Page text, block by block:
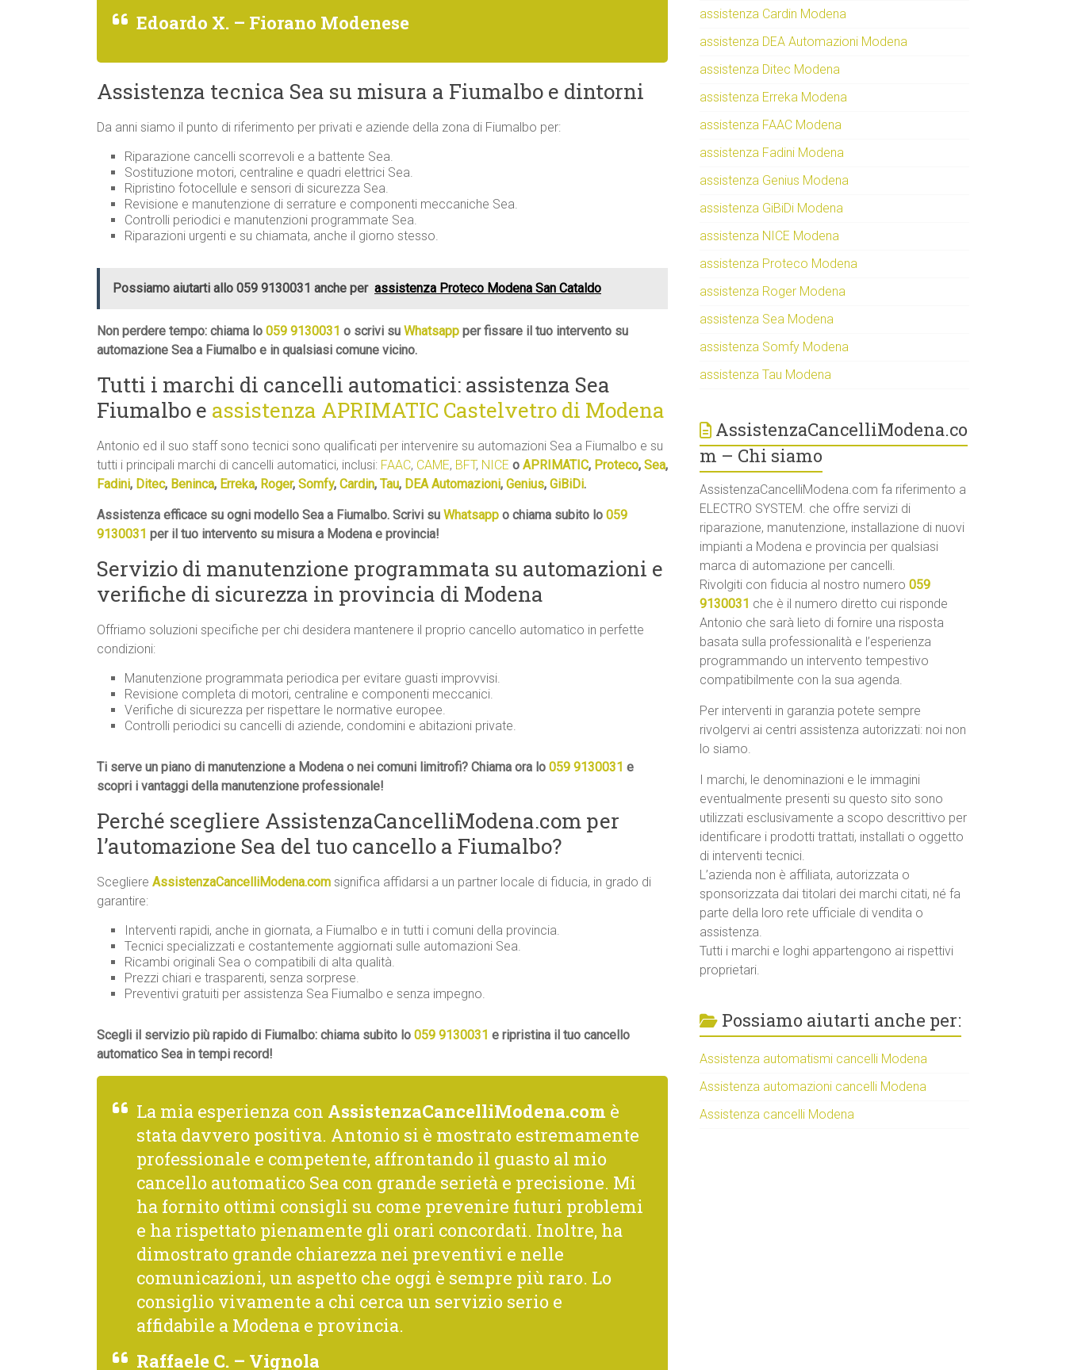
Edoardo X. – Fiorano Modenese
Assistenza tecnica Sea su misura a Fiumalbo e dintorni
Da anni siamo il punto di riferimento per privati e aziende della zona di Fiumalbo per:
Riparazione cancelli scorrevoli e a battente Sea.
Sostituzione motori, centraline e quadri elettrici Sea.
Ripristino fotocellule e sensori di sicurezza Sea.
Revisione e manutenzione di serrature e componenti meccaniche Sea.
Controlli periodici e manutenzioni programmate Sea.
Riparazioni urgenti e su chiamata, anche il giorno stesso.
Possiamo aiutarti allo 059 9130031 anche per assistenza Proteco Modena San Cataldo
Non perdere tempo: chiama lo 059 9130031 o scrivi su Whatsapp per fissare il tuo intervento su
automazione Sea a Fiumalbo e in qualsiasi comune vicino.
Tutti i marchi di cancelli automatici: assistenza Sea
Fiumalbo e assistenza APRIMATIC Castelvetro di Modena
Antonio ed il suo staff sono tecnici sono qualificati per intervenire su automazioni Sea a Fiumalbo e su
tutti i principali marchi di cancelli automatici, inclusi: FAAC, CAME, BFT, NICE o APRIMATIC, Proteco, Sea,
Fadini, Ditec, Beninca, Erreka, Roger, Somfy, Cardin, Tau, DEA Automazioni, Genius, GiBiDi.
Assistenza efficace su ogni modello Sea a Fiumalbo. Scrivi su Whatsapp o chiama subito lo 059
9130031 per il tuo intervento su misura a Modena e provincia!
Servizio di manutenzione programmata su automazioni e
verifiche di sicurezza in provincia di Modena
Offriamo soluzioni specifiche per chi desidera mantenere il proprio cancello automatico in perfette
condizioni:
Manutenzione programmata periodica per evitare guasti improvvisi.
Revisione completa di motori, centraline e componenti meccanici.
Verifiche di sicurezza per rispettare le normative europee.
Controlli periodici su cancelli di aziende, condomini e abitazioni private.
Ti serve un piano di manutenzione a Modena o nei comuni limitrofi? Chiama ora lo 059 9130031 e
scopri i vantaggi della manutenzione professionale!
Perché scegliere AssistenzaCancelliModena.com per
l’automazione Sea del tuo cancello a Fiumalbo?
Scegliere AssistenzaCancelliModena.com significa affidarsi a un partner locale di fiducia, in grado di
garantire:
Interventi rapidi, anche in giornata, a Fiumalbo e in tutti i comuni della provincia.
Tecnici specializzati e costantemente aggiornati sulle automazioni Sea.
Ricambi originali Sea o compatibili di alta qualità.
Prezzi chiari e trasparenti, senza sorprese.
Preventivi gratuiti per assistenza Sea Fiumalbo e senza impegno.
Scegli il servizio più rapido di Fiumalbo: chiama subito lo 059 9130031 e ripristina il tuo cancello
automatico Sea in tempi record!
La mia esperienza con AssistenzaCancelliModena.com è
stata davvero positiva. Antonio si è mostrato estremamente
professionale e competente, affrontando il guasto al mio
cancello automatico Sea con grande serietà e precisione. Mi
ha fornito ottimi consigli su come prevenire futuri problemi
e ha rispettato pienamente gli orari concordati. Inoltre, ha
dimostrato grande chiarezza nei preventivi e nelle
comunicazioni, un aspetto che oggi è sempre più raro. Lo
consiglio vivamente a chi cerca un servizio serio e
affidabile a Modena e provincia.
Raffaele C. – Vignola
assistenza Cardin Modena
assistenza DEA Automazioni Modena
assistenza Ditec Modena
assistenza Erreka Modena
assistenza FAAC Modena
assistenza Fadini Modena
assistenza Genius Modena
assistenza GiBiDi Modena
assistenza NICE Modena
assistenza Proteco Modena
assistenza Roger Modena
assistenza Sea Modena
assistenza Somfy Modena
assistenza Tau Modena
AssistenzaCancelliModena.co
m – Chi siamo
AssistenzaCancelliModena.com fa riferimento a
ELECTRO SYSTEM. che offre servizi di
riparazione, manutenzione, installazione di nuovi
impianti a Modena e provincia per qualsiasi
marca di automazione per cancelli.
Rivolgiti con fiducia al nostro numero059
9130031 che è il numero diretto cui risponde
Antonio che sarà lieto di fornire una risposta
basata sulla professionalità e l’esperienza
programmando un intervento tempestivo
compatibilmente con la sua agenda.
Per interventi in garanzia potete sempre
rivolgervi ai centri assistenza autorizzati: noi non
lo siamo.
I marchi, le denominazioni e le immagini
eventualmente presenti su questo sito sono
utilizzati esclusivamente a scopo descrittivo per
identificare i prodotti trattati, installati o oggetto
di interventi tecnici.
L’azienda non è affiliata, autorizzata o
sponsorizzata dai titolari dei marchi citati, né fa
parte della loro rete ufficiale di vendita o
assistenza.
Tutti i marchi e loghi appartengono ai rispettivi
proprietari.
Possiamo aiutarti anche per:
Assistenza automatismi cancelli Modena
Assistenza automazioni cancelli Modena
Assistenza cancelli Modena